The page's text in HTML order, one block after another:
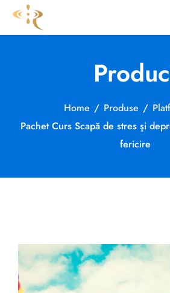
Home / Produse /
Pachet Curs Scapă de stres şi
fericire